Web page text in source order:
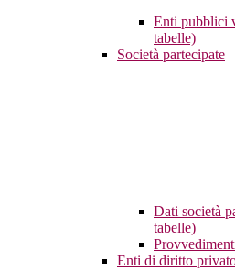
Enti pubblici
tabelle)
Società partecipate
Dati società
tabelle)
Enti di diritto